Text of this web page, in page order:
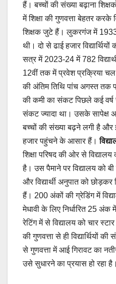
हैं। बच्चों की संख्या बढ़ाना
में शिक्षा की गुणवत्ता बेहतर करके
शिक्षक जुटे हैं। लुकरगंज में
थी। दो से ढाई हजार
सत्र में 2023-24 में 782
12वीं तक में प्रवेश प्रक्रिया चल
की अंतिम तिथि पांच अगस्त तक
की कमी का संकट पिछले कई
संकट ज्यादा था। उसके सापेक्ष
बच्चों की संख्या बढ़ने लगी है
हजार पहुंचने के आसार हैं।
शिक्षा परिषद की ओर से
है। उस पैमाने पर विद्यालय को
और विद्यार्थी अनुपात को
हैं। 200 अंकों की ग्रेडिंग में
मेधावी के लिए निर्धारित 25 अंक
रेटिंग में से विद्यालय को चार
की गुणवत्ता से ही विद्यार्थियों
से गुणवत्ता में आई गिरावट का
उसे सुधारने का प्रयास हो रहा है।